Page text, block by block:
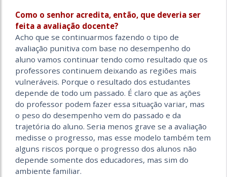
Como o senhor acredita, então, que deveria ser
feita a avaliação docente?
Acho que se continuarmos fazendo o tipo de
avaliação punitiva com base no desempenho do
aluno vamos continuar tendo como resultado que os
professores continuem deixando as regiões mais
vulneráveis. Porque o resultado dos estudantes
depende de todo um passado. É claro que as ações
do professor podem fazer essa situação variar, mas
o peso do desempenho vem do passado e da
trajetória do aluno. Seria menos grave se a avaliação
medisse o progresso, mas esse modelo também tem
alguns riscos porque o progresso dos alunos não
depende somente dos educadores, mas sim do
ambiente familiar.